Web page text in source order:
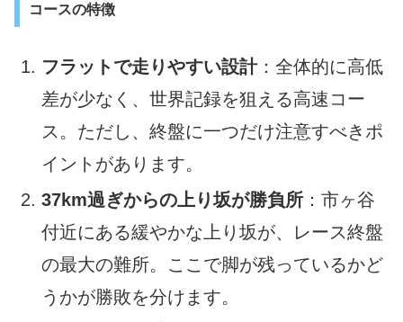
コースの特徴
フラットで走りやすい設計：全体的に高低
差が少なく、世界記録を狙える高速コー
ス。ただし、終盤に一つだけ注意すべきポ
イントがあります。
37km過ぎからの上り坂が勝負所 ：市ヶ谷
付近にある緩やかな上り坂が、レース終盤
の最大の難所。ここで脚が残っているかど
うかが勝敗を分けます。